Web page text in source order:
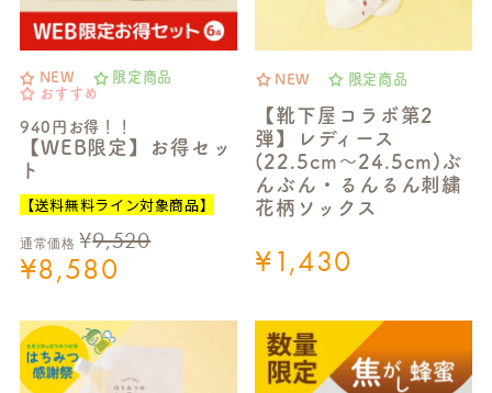
NEW
限定商品
おすすめ
940円お得！！
【WEB限定】お得セッ
ト
【送料無料ライン対象商品】
通常価格 ¥9,520
¥8,580
NEW 限定商品
【靴下屋コラボ第2
弾】レディース
(22.5cm～24.5cm)ぶ
んぶん・るんるん刺繍
花柄ソックス
¥1,430